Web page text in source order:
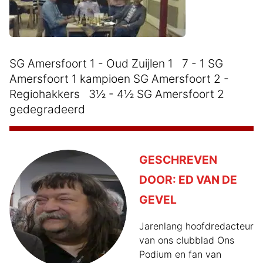
SG Amersfoort 1 - Oud Zuijlen 1 7 - 1 SG
Amersfoort 1 kampioen SG Amersfoort 2 -
Regiohakkers 3½ - 4½ SG Amersfoort 2
gedegradeerd
GESCHREVEN
DOOR: ED VAN DE
GEVEL
Jarenlang hoofdredacteur
van ons clubblad Ons
Podium en fan van